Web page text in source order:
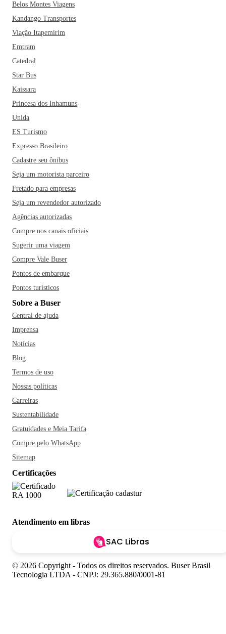
Belos Montes Viagens
Kandango Transportes
Viação Itapemirim
Emtram
Catedral
Star Bus
Kaissara
Princesa dos Inhamuns
Unida
ES Turismo
Expresso Brasileiro
Cadastre seu ônibus
Seja um motorista parceiro
Fretado para empresas
Seja um revendedor autorizado
Agências autorizadas
Compre nos canais oficiais
Sugerir uma viagem
Compre Vale Buser
Pontos de embarque
Pontos turísticos
Sobre a Buser
Central de ajuda
Imprensa
Notícias
Blog
Termos de uso
Nossas políticas
Carreiras
Sustentabilidade
Gratuidades e Meia Tarifa
Compre pelo WhatsApp
Sitemap
Certificações
Atendimento em libras
SAC Libras
© 2026 Copyright - Todos os direitos reservados. Buser Brasil
Tecnologia LTDA - CNPJ: 29.365.880/0001-81